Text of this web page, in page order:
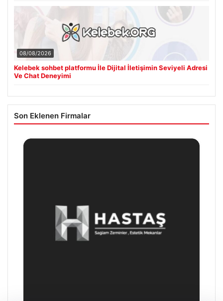
08/08/2026
Kelebek sohbet platformu İle Dijital İletişimin Seviyeli Adresi
Ve Chat Deneyimi
Son Eklenen Firmalar